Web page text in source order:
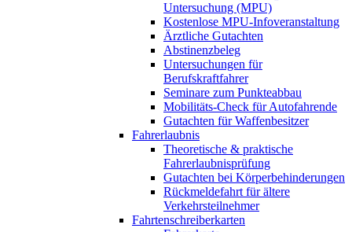
Untersuchung (MPU)
Kostenlose MPU-Infoveranstaltung
Ärztliche Gutachten
Abstinenzbeleg
Untersuchungen für
Berufskraftfahrer
Seminare zum Punkteabbau
Mobilitäts-Check für Autofahrende
Gutachten für Waffenbesitzer
Fahrerlaubnis
Theoretische & praktische
Fahrerlaubnisprüfung
Gutachten bei Körperbehinderungen
Rückmeldefahrt für ältere
Verkehrsteilnehmer
Fahrtenschreiberkarten